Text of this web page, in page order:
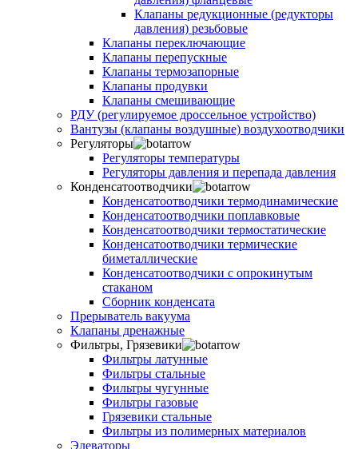
Клапаны редукционные (редукторы
давления) резьбовые
Клапаны переключающие
Клапаны перепускные
Клапаны термозапорные
Клапаны продувки
Клапаны смешивающие
РДУ (регулируемое дроссельное устройство)
Вантузы (клапаны воздушные) воздухоотводчики
Регуляторы
Регуляторы температуры
Регуляторы давления и перепада давления
Конденсатоотводчики
Конденсатоотводчики термодинамические
Конденсатоотводчики поплавковые
Конденсатоотводчики термостатические
Конденсатоотводчики термические
биметаллические
Конденсатоотводчики с опрокинутым
стаканом
Сборник конденсата
Прерыватель вакуума
Клапаны дренажные
Фильтры, Грязевики
Фильтры латунные
Фильтры стальные
Фильтры чугунные
Фильтры газовые
Грязевики стальные
Фильтры из полимерных материалов
Элеваторы